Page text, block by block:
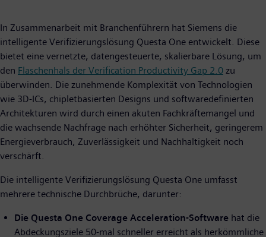
In Zusammenarbeit mit Branchenführern hat Siemens die
intelligente Verifizierungslösung Questa One entwickelt. Diese
bietet eine vernetzte, datengesteuerte, skalierbare Lösung, um
den Flaschenhals der Verification Productivity Gap 2.0 zu
überwinden. Die zunehmende Komplexität von Technologien
wie 3D-ICs, chipletbasierten Designs und softwaredefinierten
Architekturen wird durch einen akuten Fachkräftemangel und
die wachsende Nachfrage nach erhöhter Sicherheit, geringerem
Energieverbrauch, Zuverlässigkeit und Nachhaltigkeit noch
verschärft.
Die intelligente Verifizierungslösung Questa One umfasst
mehrere technische Durchbrüche, darunter:
Die Questa One Coverage Acceleration-Software hat die
Abdeckungsziele 50-mal schneller erreicht als herkömmliche